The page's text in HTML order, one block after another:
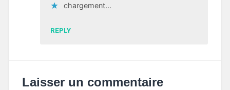
chargement…
REPLY
Laisser un commentaire